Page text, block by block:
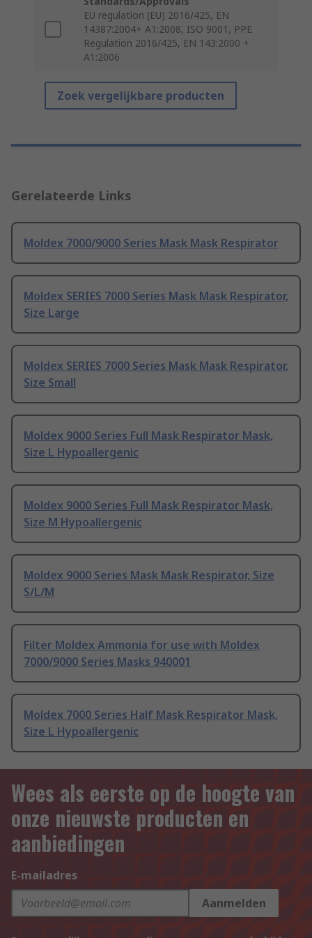
EU regulation (EU) 2016/425, EN
14387:2004+ A1:2008, ISO 9001, PPE
Regulation 2016/425, EN 143:2000 +
A1:2006
Zoek vergelijkbare producten
Gerelateerde Links
Moldex 7000/9000 Series Mask Mask Respirator
Moldex SERIES 7000 Series Mask Mask Respirator,
Size Large
Moldex SERIES 7000 Series Mask Mask Respirator,
Size Small
Moldex 9000 Series Full Mask Respirator Mask,
Size L Hypoallergenic
Moldex 9000 Series Full Mask Respirator Mask,
Size M Hypoallergenic
Moldex 9000 Series Mask Mask Respirator, Size
S/L/M
Filter Moldex Ammonia for use with Moldex
7000/9000 Series Masks 940001
Moldex 7000 Series Half Mask Respirator Mask,
Size L Hypoallergenic
Wees als eerste op de hoogte van
onze nieuwste producten en
aanbiedingen
E-mailadres
Aanmelden